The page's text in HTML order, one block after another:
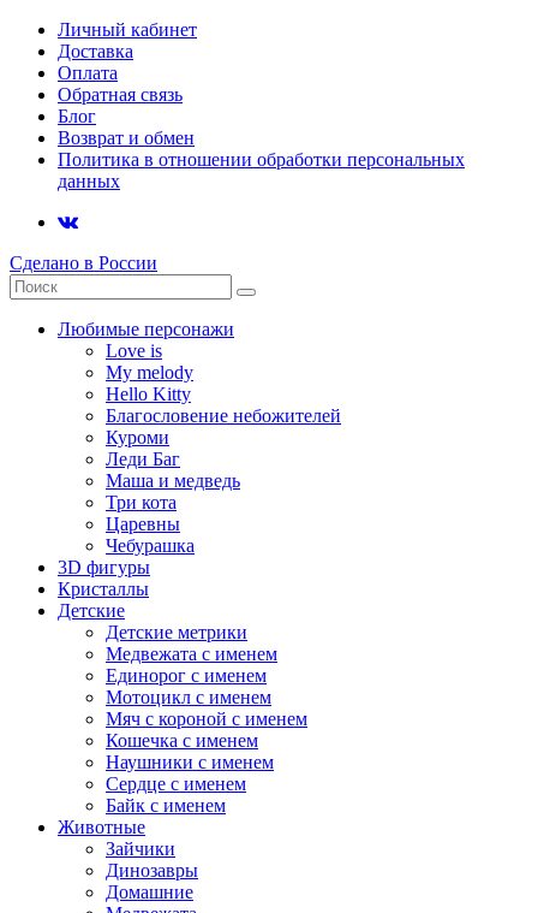
Личный кабинет
Доставка
Оплата
Обратная связь
Блог
Возврат и обмен
Политика в отношении обработки персональных
данных
Сделано в России
Любимые персонажи
Love is
My melody
Hello Kitty
Благословение небожителей
Куроми
Леди Баг
Маша и медведь
Три кота
Царевны
Чебурашка
3D фигуры
Кристаллы
Детские
Детские метрики
Медвежата с именем
Единорог с именем
Мотоцикл с именем
Мяч с короной с именем
Кошечка с именем
Наушники с именем
Сердце с именем
Байк с именем
Животные
Зайчики
Динозавры
Домашние